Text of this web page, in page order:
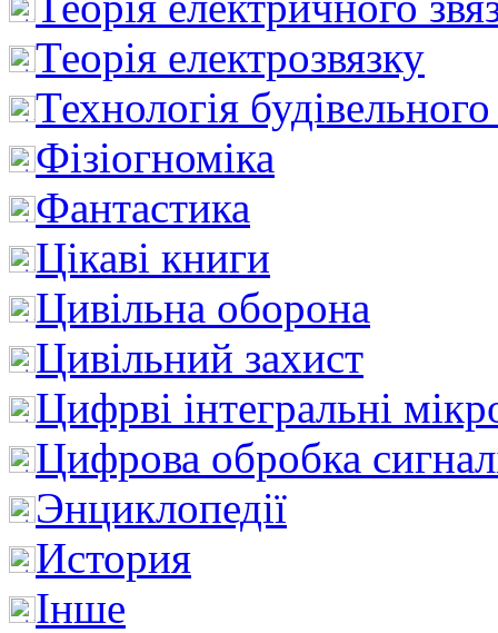
Теорія електрозвязку
Технологія
Фізіогноміка
Фантастика
Цікаві книги
Цивільна оборона
Цивільний захист
Цифрві інтегральні
Цифрова обробка
Энциклопедії
История
Інше